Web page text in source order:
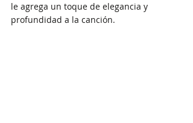
le agrega un toque de elegancia y
profundidad a la canción.